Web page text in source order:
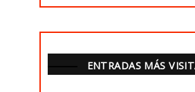
ENTRADAS MÁS